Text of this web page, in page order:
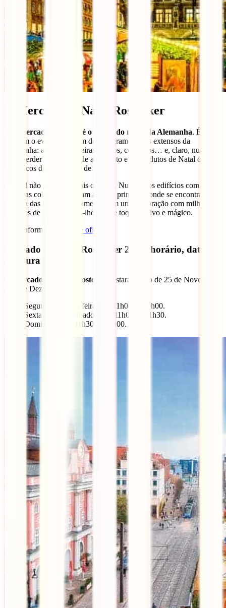
6. Mercado de Natal Rostocker
mercado de Natal é o maior do norte da Alemanha. É
também o evento com um dos programas mais extensos da
Alemanha: atrações de feiras, teatros, concertos… e, claro, nunca se
pode perder as barracas de artesanato e os produtos de Natal que são
tão típicos dos mercados de Natal.
O local não podia ser mais original. Numerosos edifícios com
fachadas coloridas rodeiam a praça principal, onde se encontra a
maioria das bancas, juntamente com uma decoração com milhares e
milhares de luzes, dando-lhe aquele toque festivo e mágico.
Mais informações no
site oficial
Mercado de Natal Rostocker 2024: horário, datas de
abertura e fecho
Mercado de Natal Rostocker
estará aberto de 25 de Novembro
a 22 de Dezembro.
Segunda a quinta-feira: das 11h00 às 20h00.
Sextas-feiras e sábados: das 11h00 às 21h30.
Domingos: das 11h30 às 20h00.